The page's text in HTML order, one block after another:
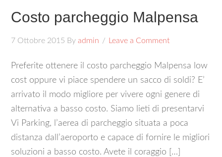
Costo parcheggio Malpensa
7 Ottobre 2015 Byadmin Leave a Comment
Preferite ottenere il costo parcheggio Malpensa low
cost oppure vi piace spendere un sacco di soldi? E’
arrivato il modo migliore per vivere ogni genere di
alternativa a basso costo. Siamo lieti di presentarvi
Vi Parking, l’aerea di parcheggio situata a poca
distanza dall’aeroporto e capace di fornire le migliori
soluzioni a basso costo. Avete il coraggio […]